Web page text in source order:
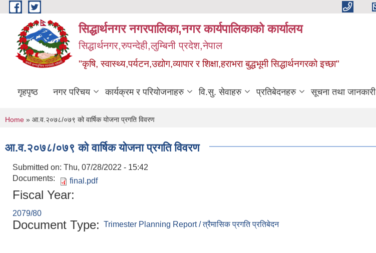
Skip to main content
सिद्धार्थनगर नगरपालिका,नगर कार्यपालिकाको कार्यालय
सिद्धार्थनगर,रुपन्देही,लुम्बिनी प्रदेश,नेपाल
"कृषि, स्वास्थ्य,पर्यटन,उद्योग,व्यापार र शिक्षा,हराभरा बुद्धभूमी सिद्धार्थनगरको इच्छा"
गृहपृष्ठ नगर परिचय कार्यक्रम र परियोजनाहरु वि.सु. सेवाहरु प्रतिबेदनहरु सूचना तथा जानकारी
You are here
Home » आ.व.२०७८/०७९ को वार्षिक योजना प्रगति विवरण
आ.व.२०७८/०७९ को वार्षिक योजना प्रगति विवरण
Submitted on: Thu, 07/28/2022 - 15:42
Documents:
final.pdf
Fiscal Year:
2079/80
Document Type: Trimester Planning Report / त्रैमासिक प्रगति प्रतिबेदन